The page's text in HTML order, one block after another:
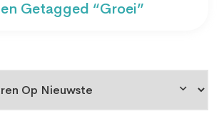
Getagged “groei”